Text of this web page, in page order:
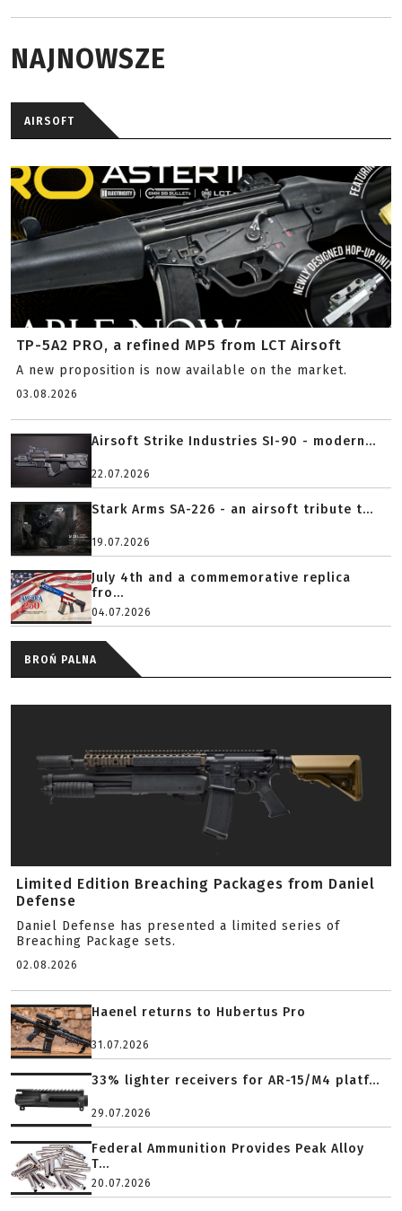
NAJNOWSZE
AIRSOFT
TP-5A2 PRO, a refined MP5 from LCT Airsoft
A new proposition is now available on the market.
03.08.2026
Airsoft Strike Industries SI-90 - modern...
22.07.2026
Stark Arms SA-226 - an airsoft tribute t...
19.07.2026
July 4th and a commemorative replica
fro...
04.07.2026
BROŃ PALNA
Limited Edition Breaching Packages from Daniel
Defense
Daniel Defense has presented a limited series of
Breaching Package sets.
02.08.2026
Haenel returns to Hubertus Pro
31.07.2026
33% lighter receivers for AR-15/M4 platf...
29.07.2026
Federal Ammunition Provides Peak Alloy
T...
20.07.2026